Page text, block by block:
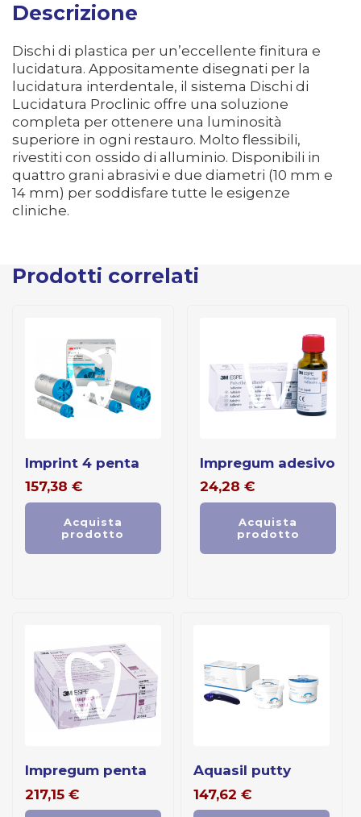
Descrizione
Dischi di plastica per un’eccellente finitura e
lucidatura. Appositamente disegnati per la
lucidatura interdentale, il sistema Dischi di
Lucidatura Proclinic offre una soluzione
completa per ottenere una luminosità
superiore in ogni restauro. Molto flessibili,
rivestiti con ossido di alluminio. Disponibili in
quattro grani abrasivi e due diametri (10 mm e
14 mm) per soddisfare tutte le esigenze
cliniche.
Prodotti correlati
imprint 4 penta
157,38 €
Acquista
prodotto
impregum adesivo
24,28 €
Acquista
prodotto
impregum penta
217,15 €
aquasil putty
147,62 €